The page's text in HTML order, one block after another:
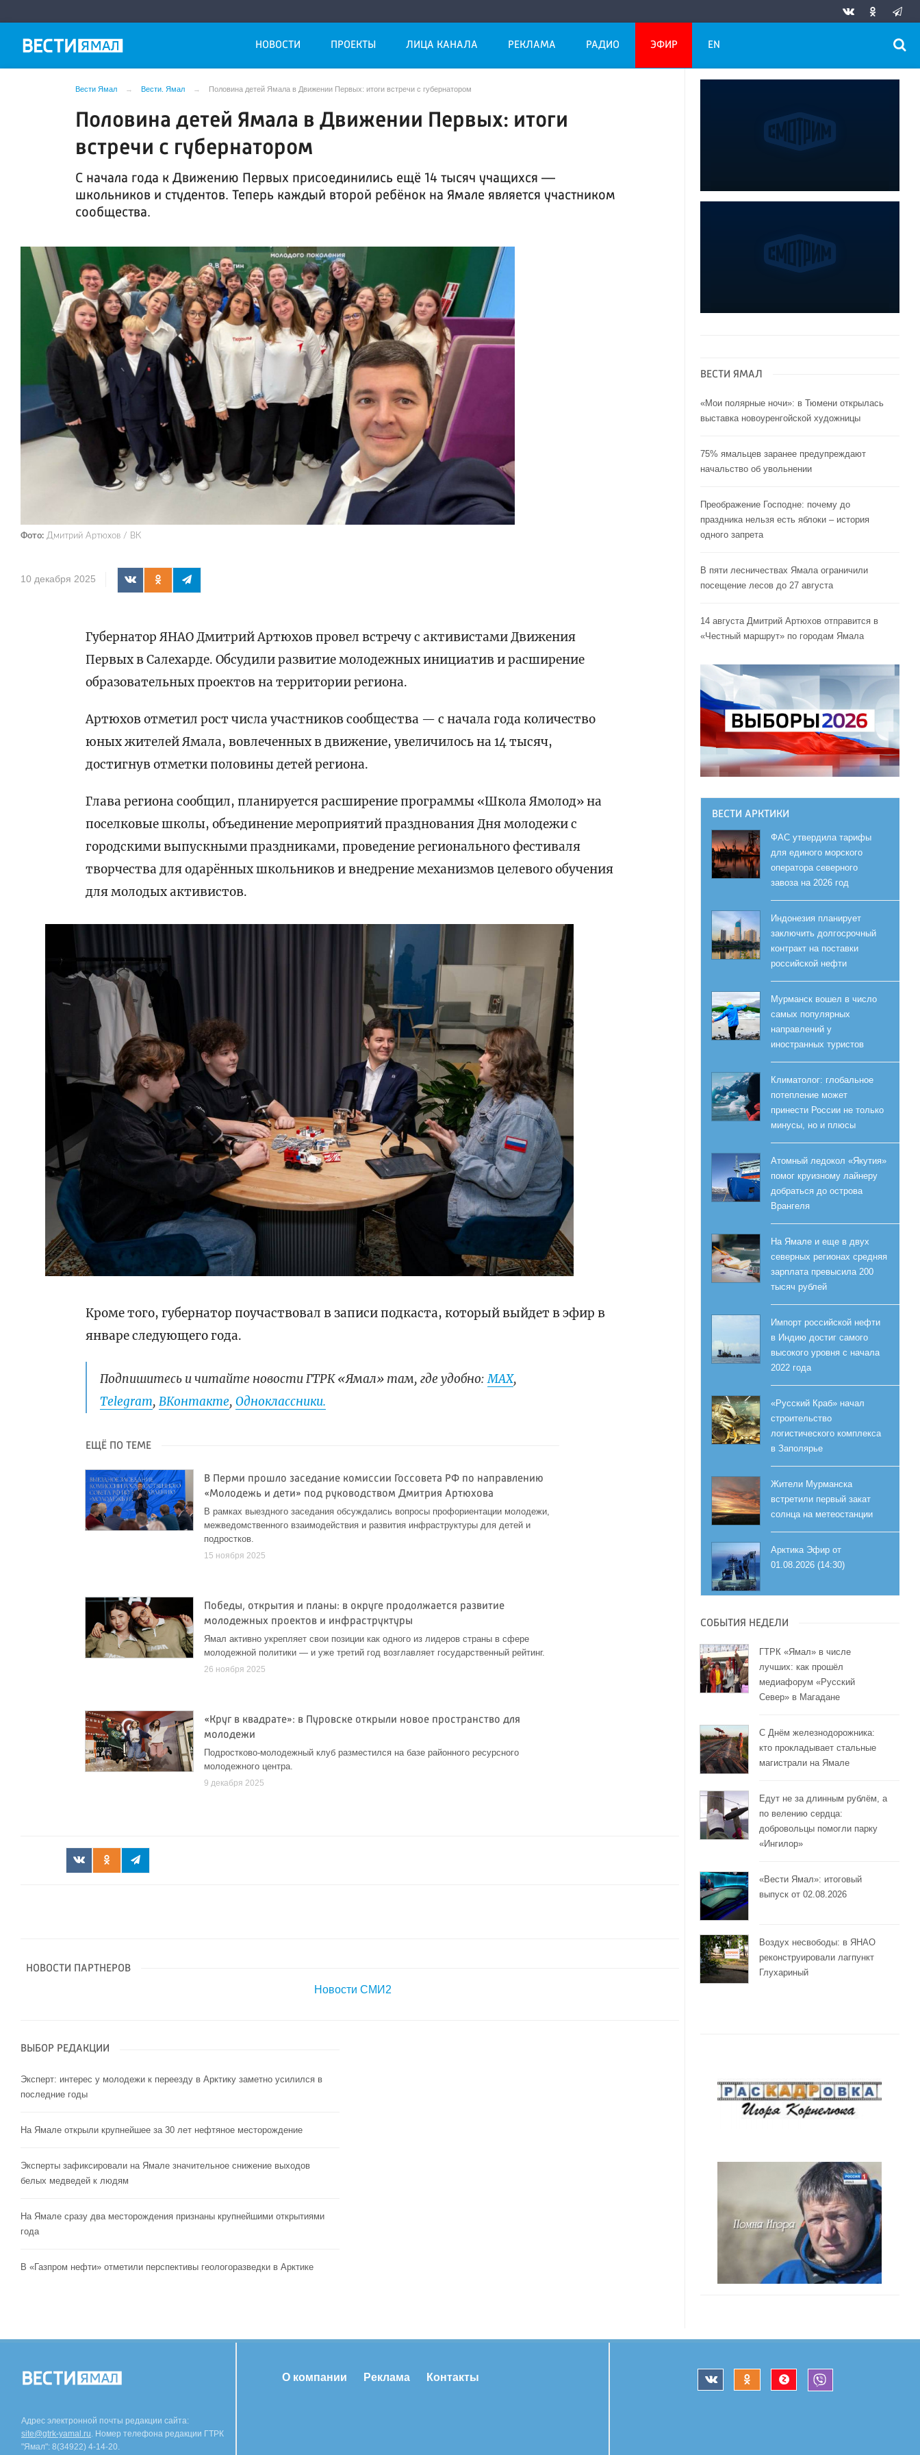
НОВОСТИ ПРОЕКТЫ ЛИЦА КАНАЛА РЕКЛАМА РАДИО ЭФИР EN
Вести Ямал Вести. Ямал Половина детей Ямала в Движении Первых: итоги встречи с губернатором
Половина детей Ямала в Движении Первых: итоги
встречи с губернатором
С начала года к Движению Первых присоединились ещё 14 тысяч учащихся —
школьников и студентов. Теперь каждый второй ребёнок на Ямале является участником
сообщества.
Фото: Дмитрий Артюхов / ВК
10 декабря 2025
Губернатор ЯНАО Дмитрий Артюхов провел встречу с активистами Движения
Первых в Салехарде. Обсудили развитие молодежных инициатив и расширение
образовательных проектов на территории региона.
Артюхов отметил рост числа участников сообщества — с начала года количество
юных жителей Ямала, вовлеченных в движение, увеличилось на 14 тысяч,
достигнув отметки половины детей региона.
Глава региона сообщил, планируется расширение программы «Школа Ямолод» на
поселковые школы, объединение мероприятий празднования Дня молодежи с
городскими выпускными праздниками, проведение регионального фестиваля
творчества для одарённых школьников и внедрение механизмов целевого обучения
для молодых активистов.
Кроме того, губернатор поучаствовал в записи подкаста, который выйдет в эфир в
январе следующего года.
Подпишитесь и читайте новости ГТРК «Ямал» там, где удобно:МАХ,
Telegram,ВКонтакте,Одноклассники.
ЕЩЁ ПО ТЕМЕ
В Перми прошло заседание комиссии Госсовета РФ по направлению
«Молодежь и дети» под руководством Дмитрия Артюхова
В рамках выездного заседания обсуждались вопросы профориентации молодежи,
межведомственного взаимодействия и развития инфраструктуры для детей и
подростков.
15 ноября 2025
Победы, открытия и планы: в округе продолжается развитие
молодежных проектов и инфраструктуры
Ямал активно укрепляет свои позиции как одного из лидеров страны в сфере
молодежной политики — и уже третий год возглавляет государственный рейтинг.
26 ноября 2025
«Круг в квадрате»: в Пуровске открыли новое пространство для
молодежи
Подростково-молодежный клуб разместился на базе районного ресурсного
молодежного центра.
9 декабря 2025
НОВОСТИ ПАРТНЕРОВ
Новости СМИ2
ВЫБОР РЕДАКЦИИ
Эксперт: интерес у молодежи к переезду в Арктику заметно усилился в
последние годы
На Ямале открыли крупнейшее за 30 лет нефтяное месторождение
Эксперты зафиксировали на Ямале значительное снижение выходов
белых медведей к людям
На Ямале сразу два месторождения признаны крупнейшими открытиями
года
В «Газпром нефти» отметили перспективы геологоразведки в Арктике
ВЕСТИ ЯМАЛ
«Мои полярные ночи»: в Тюмени открылась
выставка новоуренгойской художницы
75% ямальцев заранее предупреждают
начальство об увольнении
Преображение Господне: почему до
праздника нельзя есть яблоки – история
одного запрета
В пяти лесничествах Ямала ограничили
посещение лесов до 27 августа
14 августа Дмитрий Артюхов отправится в
«Честный маршрут» по городам Ямала
ВЕСТИ АРКТИКИ
ФАС утвердила тарифы
для единого морского
оператора северного
завоза на 2026 год
Индонезия планирует
заключить долгосрочный
контракт на поставки
российской нефти
Мурманск вошел в число
самых популярных
направлений у
иностранных туристов
Климатолог: глобальное
потепление может
принести России не только
минусы, но и плюсы
Атомный ледокол «Якутия»
помог круизному лайнеру
добраться до острова
Врангеля
На Ямале и еще в двух
северных регионах средняя
зарплата превысила 200
тысяч рублей
Импорт российской нефти
в Индию достиг самого
высокого уровня с начала
2022 года
«Русский Краб» начал
строительство
логистического комплекса
в Заполярье
Жители Мурманска
встретили первый закат
солнца на метеостанции
Арктика Эфир от
01.08.2026 (14:30)
СОБЫТИЯ НЕДЕЛИ
ГТРК «Ямал» в числе
лучших: как прошёл
медиафорум «Русский
Север» в Магадане
С Днём железнодорожника:
кто прокладывает стальные
магистрали на Ямале
Едут не за длинным рублём, а
по велению сердца:
добровольцы помогли парку
«Ингилор»
«Вести Ямал»: итоговый
выпуск от 02.08.2026
Воздух несвободы: в ЯНАО
реконструировали лагпункт
Глухариный
Адрес электронной почты редакции сайта:
site@gtrk-yamal.ru. Номер телефона редакции ГТРК
"Ямал": 8(34922) 4-14-20.
О компании Реклама Контакты